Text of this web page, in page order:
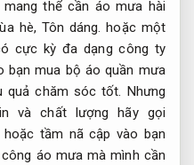
mang thể cần áo mưa hài
hè, Tôn dáng. hoặc một
cực kỳ đa dạng công ty
bạn mua bộ áo quần mưa
quả chăm sóc tốt. Nhưng
và chất lượng hãy gọi
hoặc tầm nã cập vào bạn
áo mưa mà mình cần